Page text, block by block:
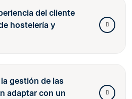
del cliente
hostelería y
gestión de las
adaptar con un